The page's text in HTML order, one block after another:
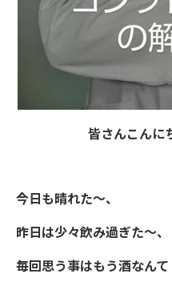
皆さんこんに
今日も晴れた～、
昨日は少々飲み過ぎた～、
毎回思う事はもう酒なんて